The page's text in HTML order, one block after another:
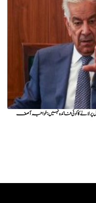
کا کوئی فائدہ نہیں: خواجہ آصف